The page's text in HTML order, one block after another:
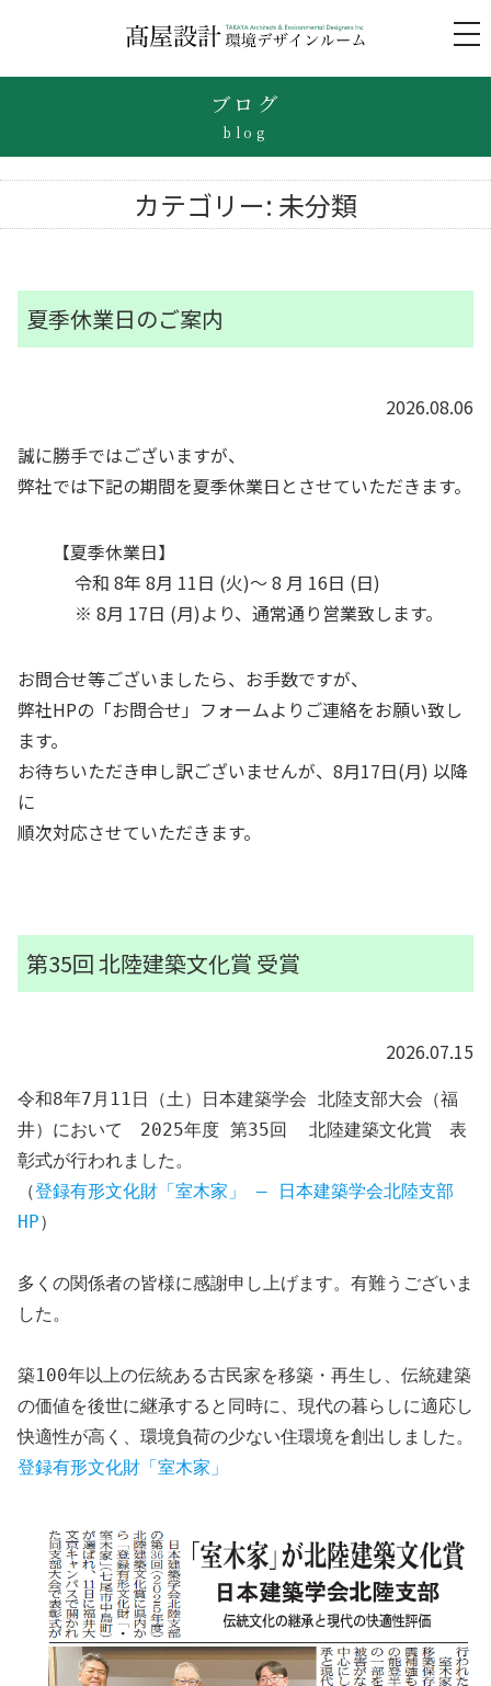
ブログ
blog
カテゴリー: 未分類
夏季休業日のご案内
2026.08.06
誠に勝手ではございますが、
弊社では下記の期間を夏季休業日とさせていただきます。
【夏季休業日】
令和 8年 8月 11日 (火)～ 8 月 16日 (日)
※ 8月 17日 (月)より、通常通り営業致します。
お問合せ等ございましたら、お手数ですが、
弊社HPの「お問合せ」フォームよりご連絡をお願い致し
ます。
お待ちいただき申し訳ございませんが、8月17日(月) 以降
に
順次対応させていただきます。
第35回 北陸建築文化賞 受賞
2026.07.15
令和8年7月11日（土）日本建築学会 北陸支部大会（福
井）において　2025年度 第35回  北陸建築文化賞　表
彰式が行われました。
（登録有形文化財「室木家」 – 日本建築学会北陸支部
HP）
多くの関係者の皆様に感謝申し上げます。有難うございま
した。
築100年以上の伝統ある古民家を移築・再生し、伝統建築
の価値を後世に継承すると同時に、現代の暮らしに適応し
快適性が高く、環境負荷の少ない住環境を創出しました。
登録有形文化財「室木家」